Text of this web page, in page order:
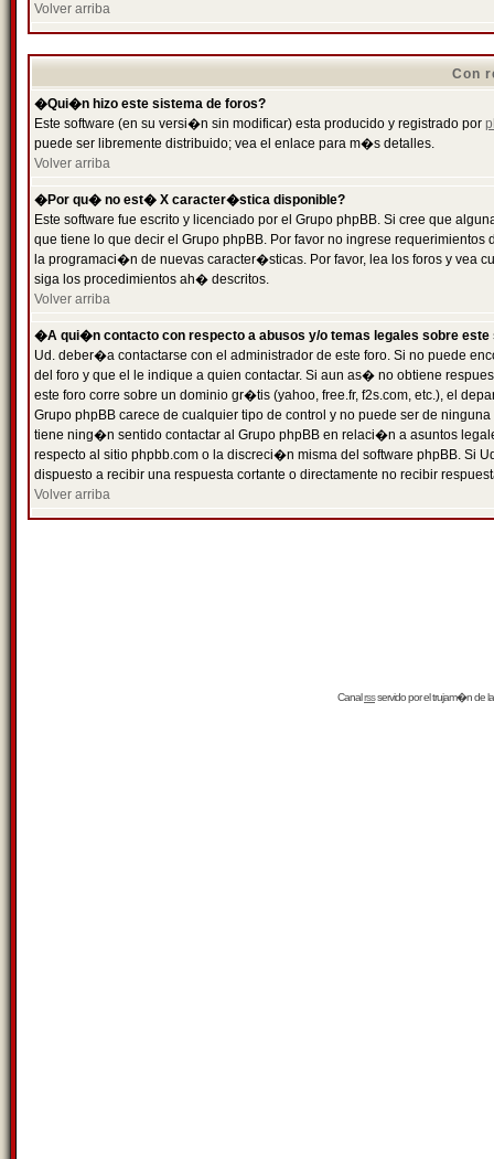
Volver arriba
Con
�Qui�n hizo este sistema de foros?
Este software (en su versi�n sin modificar) esta producido y registrado por
puede ser libremente distribuido; vea el enlace para m�s detalles.
Volver arriba
�Por qu� no est� X caracter�stica disponible?
Este software fue escrito y licenciado por el Grupo phpBB. Si cree que
que tiene lo que decir el Grupo phpBB. Por favor no ingrese
la programaci�n de nuevas caracter�sticas. Por favor, lea los foros y vea
siga los procedimientos ah� descritos.
Volver arriba
�A qui�n contacto con respecto a abusos y/o temas legales sobre este
Ud. deber�a contactarse con el administrador de este foro. Si no puede
del foro y que el le indique a quien contactar. Si aun as� no obtiene
este foro corre sobre un dominio gr�tis (yahoo, free.fr, f2s.com, etc.), el
Grupo phpBB carece de cualquier tipo de control y no puede ser de
tiene ning�n sentido contactar al Grupo phpBB en relaci�n a asuntos
respecto al sitio phpbb.com o la discreci�n misma del software phpBB. Si
dispuesto a recibir una respuesta cortante o directamente no recibir
Volver arriba
Canalrssservido por eltrujam�nde